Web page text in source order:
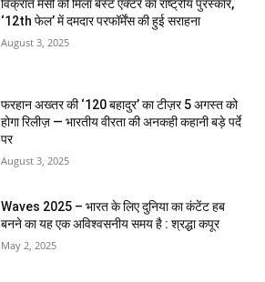
विक्रांत मैसी को मिला बेस्ट एक्टर का राष्ट्रीय पुरस्कार,
‘12th फेल’ में दमदार परफॉर्मेंस की हुई सराहना
August 3, 2025
फरहान अख्तर की ‘120 बहादुर’ का टीज़र 5 अगस्त को
होगा रिलीज़ — भारतीय वीरता की अनकही कहानी बड़े पर्दे
पर
August 3, 2025
Waves 2025 – भारत के लिए दुनिया का कंटेंट हब
बनने का यह एक अविश्वसनीय समय है : श्रद्धा कपूर
May 2, 2025